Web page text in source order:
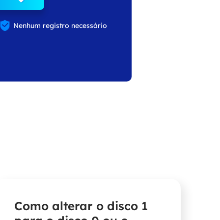
Nenhum registro necessário
Como alterar o disco 1